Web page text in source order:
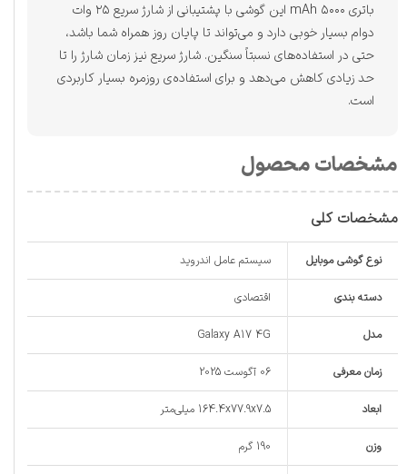
مشخصات محصول
مشخصات کلی
نوع گوشی موبایل سیستم عامل اندروید
دسته ‌بندی اقتصادی
مدل Galaxy A17 4G
زمان معرفی 06 آگوست 2025
ابعاد 164.4x77.9x7.5 میلی‌متر
وزن 190 گرم
باتری ۵۰۰۰ mAh این گوشی با پشتیبانی از شارژ سریع ۲۵ وات
دوام بسیار خوبی دارد و می‌تواند تا پایان روز همراه شما باشد،
حتی در استفاده‌های نسبتاً سنگین. شارژ سریع نیز زمان شارژ را تا
حد زیادی کاهش می‌دهد و برای استفاده‌ی روزمره بسیار کاربردی
است.